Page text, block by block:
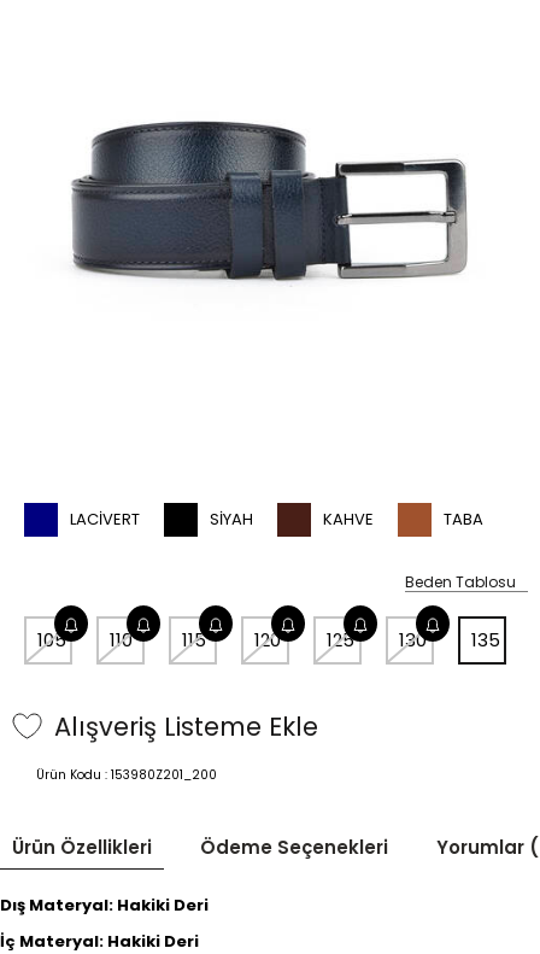
LACIVERT SIYAH KAHVE TABA
Beden Tablosu
105 110 115 120 125 130 135
Alışveriş Listeme Ekle
Ürün Kodu : 153980Z201_200
Ürün Özellikleri Ödeme Seçenekleri Yorumlar
Dış Materyal: Hakiki Deri
İç Materyal: Hakiki Deri